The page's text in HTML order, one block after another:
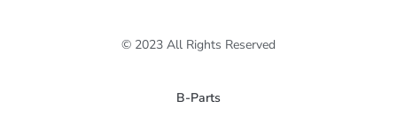
© 2023 All Rights Reserved
B-Parts